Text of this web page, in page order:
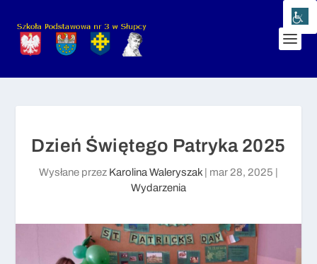
Dzień Świętego Patryka 2025
Wysłane przez Karolina Waleryszak mar 28, 2025
Wydarzenia